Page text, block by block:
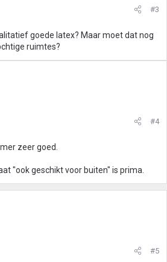
#3
goede latex? Maar moet dat nog
ruimtes?
#4
zeer goed.
"ook geschikt voor buiten" is prima.
#5